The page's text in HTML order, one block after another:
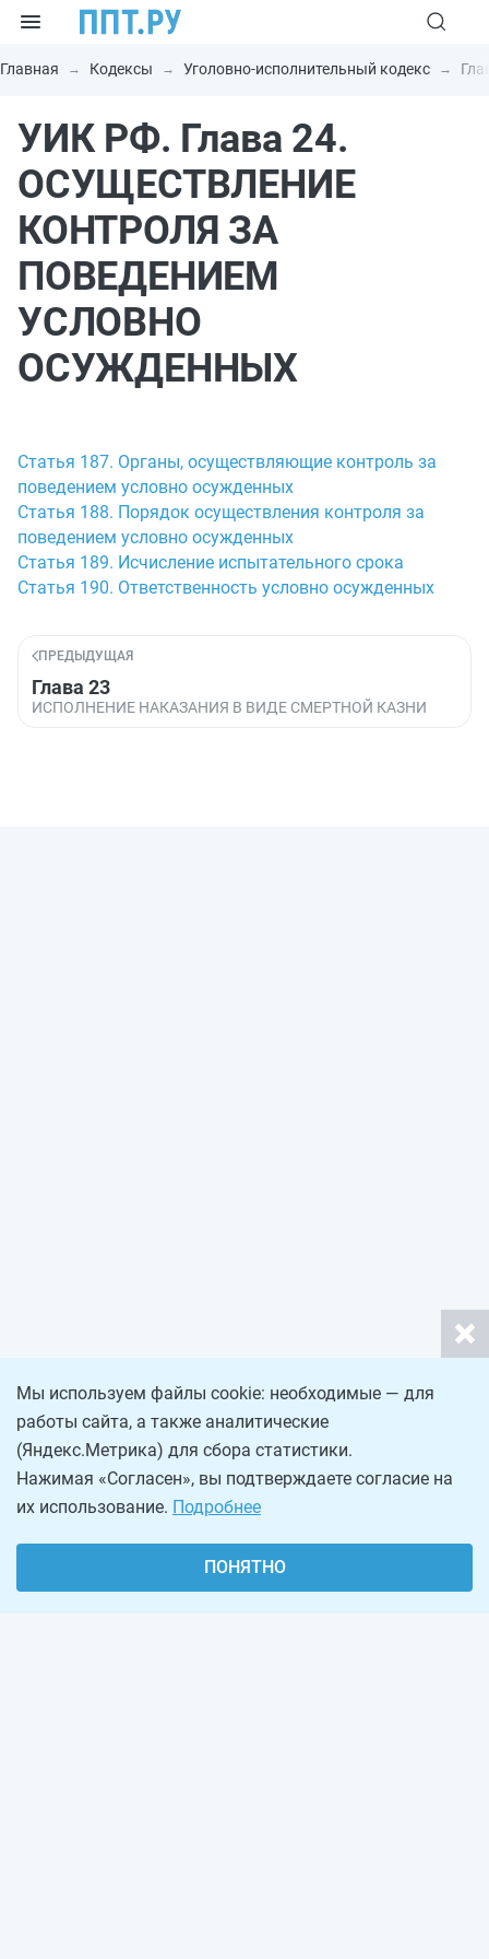
Главная Кодексы Уголовно-исполнительный кодекс
УИК РФ. Глава 24.
ОСУЩЕСТВЛЕНИЕ
КОНТРОЛЯ ЗА
ПОВЕДЕНИЕМ
УСЛОВНО
ОСУЖДЕННЫХ
Статья 187. Органы, осуществляющие контроль за
поведением условно осужденных
Статья 188. Порядок осуществления контроля за
поведением условно осужденных
Статья 189. Исчисление испытательного срока
Статья 190. Ответственность условно осужденных
ПРЕДЫДУЩАЯ
Глава 23
ИСПОЛНЕНИЕ НАКАЗАНИЯ В ВИДЕ СМЕРТНОЙ КАЗНИ
Мы используем файлы cookie: необходимые — для
работы сайта, а также аналитические
(Яндекс.Метрика) для сбора статистики.
Нажимая «Согласен», вы подтверждаете согласие на
их использование. Подробнее
ПОНЯТНО